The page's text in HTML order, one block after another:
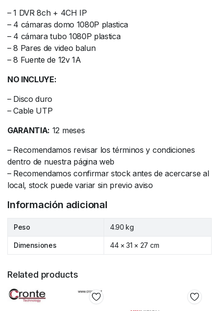
– 1 DVR 8ch + 4CH IP
– 4 cámaras domo 1080P plastica
– 4 cámara tubo 1080P plastica
– 8 Pares de video balun
– 8 Fuente de 12v 1A
NO INCLUYE:
– Disco duro
– Cable UTP
GARANTIA: 12 meses
– Recomendamos revisar los términos y condiciones
dentro de nuestra página web
– Recomendamos confirmar stock antes de acercarse al
local, stock puede variar sin previo aviso
Información adicional
Peso 4.90 kg
Dimensiones 44 × 31 × 27 cm
Related products